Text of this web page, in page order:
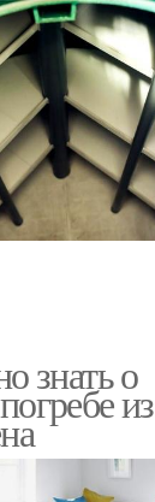
знать о
из